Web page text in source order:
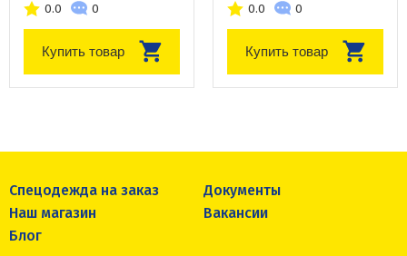
0.0 0
Купить товар
0.0 0
Купить товар
Спецодежда на заказ
Документы
Наш магазин
Вакансии
Блог